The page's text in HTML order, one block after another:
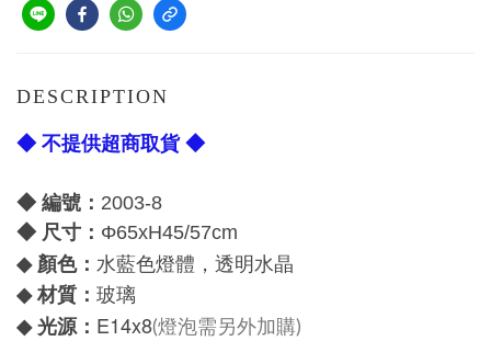
DESCRIPTION
◆ 不提供超商取貨 ◆
◆ 編號： 2003-8
◆ 尺寸： Φ65xH45/57cm
◆ 顏色： 水藍色燈體，透明水晶
◆ 材質： 玻璃
◆ 光源： E14x8(燈泡需另外加購)